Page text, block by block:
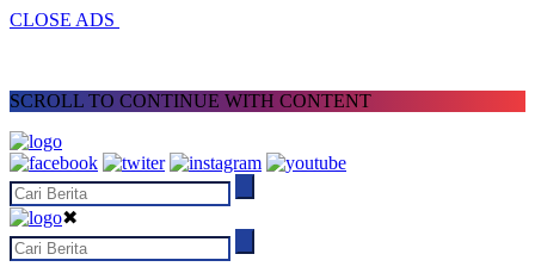
CLOSE ADS
SCROLL TO CONTINUE WITH CONTENT
✖